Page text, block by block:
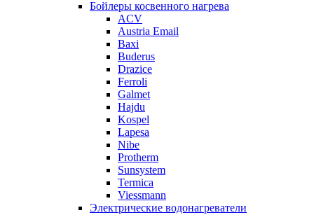
Бойлеры косвенного нагрева
ACV
Austria Email
Baxi
Buderus
Drazice
Ferroli
Galmet
Hajdu
Kospel
Lapesa
Nibe
Protherm
Sunsystem
Termica
Viessmann
Электрические водонагреватели